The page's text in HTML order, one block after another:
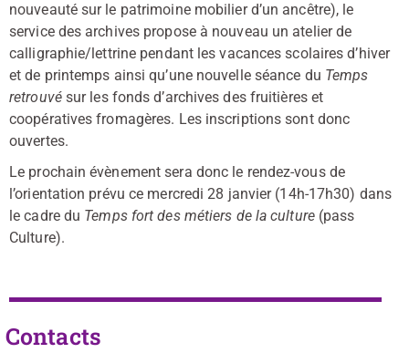
nouveauté sur le patrimoine mobilier d’un ancêtre), le
service des archives propose à nouveau un atelier de
calligraphie/lettrine pendant les vacances scolaires d’hiver
et de printemps ainsi qu’une nouvelle séance du Temps
retrouvésur les fonds d’archives des fruitières et
coopératives fromagères. Les inscriptions sont donc
ouvertes.
Le prochain évènement sera donc le rendez-vous de
l’orientation prévu ce mercredi 28 janvier (14h-17h30) dans
le cadre du Temps fort des métiers de la culture(pass
Culture).
Contacts